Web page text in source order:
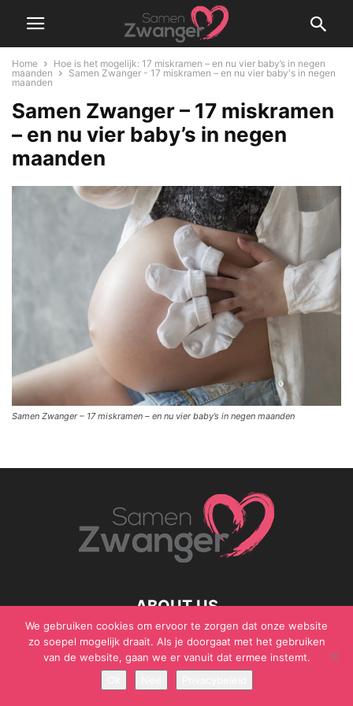
Home
Hoe is het mogelijk: 17 miskramen – en nu vier baby’s in negen
maanden
Samen Zwanger - 17 miskramen – en nu vier baby's in negen
maanden
Samen Zwanger – 17 miskramen
– en nu vier baby’s in negen
maanden
Samen Zwanger – 17 miskramen – en nu vier baby’s in negen maanden
ABOUT US
We gebruiken cookies om ervoor te zorgen dat onze website
zo soepel mogelijk draait. Als je doorgaat met het gebruiken
van de website, gaan we er vanuit dat ermee instemt.